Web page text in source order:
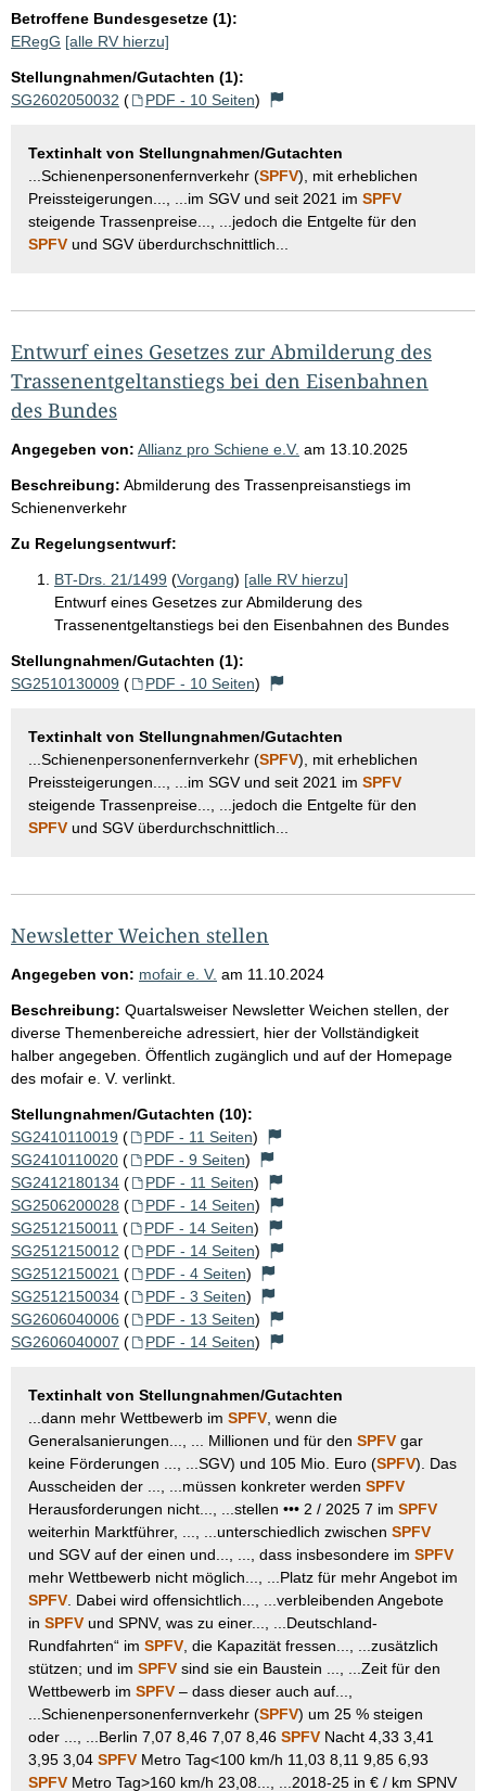
Betroffene Bundesgesetze (1):
ERegG [alle RV hierzu]
Stellungnahmen/Gutachten (1):
SG2602050032 ( PDF - 10 Seiten)
Textinhalt von Stellungnahmen/Gutachten
...Schienenpersonenfernverkehr (SPFV), mit erheblichen
Preissteigerungen..., ...im SGV und seit 2021 im SPFV
steigende Trassenpreise..., ...jedoch die Entgelte für den
SPFV und SGV überdurchschnittlich...
Entwurf eines Gesetzes zur Abmilderung des
Trassenentgeltanstiegs bei den Eisenbahnen
des Bundes
Angegeben von: Allianz pro Schiene e.V. am 13.10.2025
Beschreibung: Abmilderung des Trassenpreisanstiegs im
Schienenverkehr
Zu Regelungsentwurf:
BT-Drs. 21/1499 (Vorgang) [alle RV hierzu]
Entwurf eines Gesetzes zur Abmilderung des
Trassenentgeltanstiegs bei den Eisenbahnen des Bundes
Stellungnahmen/Gutachten (1):
SG2510130009 ( PDF - 10 Seiten)
Textinhalt von Stellungnahmen/Gutachten
...Schienenpersonenfernverkehr (SPFV), mit erheblichen
Preissteigerungen..., ...im SGV und seit 2021 im SPFV
steigende Trassenpreise..., ...jedoch die Entgelte für den
SPFV und SGV überdurchschnittlich...
Newsletter Weichen stellen
Angegeben von: mofair e. V. am 11.10.2024
Beschreibung: Quartalsweiser Newsletter Weichen stellen, der
diverse Themenbereiche adressiert, hier der Vollständigkeit
halber angegeben. Öffentlich zugänglich und auf der Homepage
des mofair e. V. verlinkt.
Stellungnahmen/Gutachten (10):
SG2410110019 ( PDF - 11 Seiten)
SG2410110020 ( PDF - 9 Seiten)
SG2412180134 ( PDF - 11 Seiten)
SG2506200028 ( PDF - 14 Seiten)
SG2512150011 ( PDF - 14 Seiten)
SG2512150012 ( PDF - 14 Seiten)
SG2512150021 ( PDF - 4 Seiten)
SG2512150034 ( PDF - 3 Seiten)
SG2606040006 ( PDF - 13 Seiten)
SG2606040007 ( PDF - 14 Seiten)
Textinhalt von Stellungnahmen/Gutachten
...dann mehr Wettbewerb im SPFV , wenn die
Generalsanierungen..., ... Millionen und für den SPFV gar
keine Förderungen ..., ...SGV) und 105 Mio. Euro (SPFV). Das
Ausscheiden der ..., ...müssen konkreter werden SPFV
Herausforderungen nicht..., ...stellen ••• 2 / 2025 7 im SPFV
weiterhin Marktführer, ..., ...unterschiedlich zwischen SPFV
und SGV auf der einen und..., ..., dass insbesondere im SPFV
mehr Wettbewerb nicht möglich..., ...Platz für mehr Angebot im
SPFV . Dabei wird offensichtlich..., ...verbleibenden Angebote
in SPFV und SPNV, was zu einer..., ...Deutschland-
Rundfahrten“ im SPFV , die Kapazität fressen..., ...zusätzlich
stützen; und im SPFV sind sie ein Baustein ..., ...Zeit für den
Wettbewerb im SPFV – dass dieser auch auf...,
...Schienenpersonenfernverkehr (SPFV) um 25 % steigen
oder ..., ...Berlin 7,07 8,46 7,07 8,46 SPFV Nacht 4,33 3,41
3,95 3,04 SPFV Metro Tag<100 km/h 11,03 8,11 9,85 6,93
SPFV Metro Tag>160 km/h 23,08..., ...2018-25 in € / km SPNV